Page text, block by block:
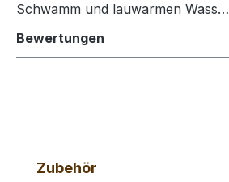
Schwamm und lauwarmen Wass…
Bewertungen
Produktgalerie überspringen
Zubehör